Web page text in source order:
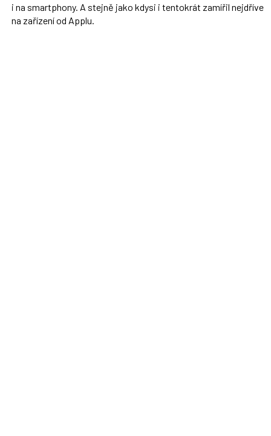
i na smartphony. A stejně jako kdysi i tentokrát zamířil nejdříve
na zařízení od Applu.